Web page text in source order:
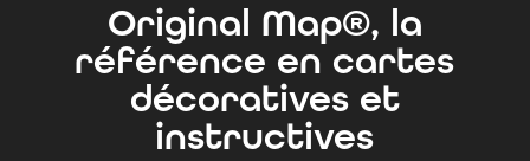
Original Map®, la
référence en cartes
décoratives et
instructives